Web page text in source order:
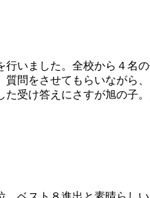
いました。全校から４名
問をさせてもらいながら
受け答えにさすが旭の子